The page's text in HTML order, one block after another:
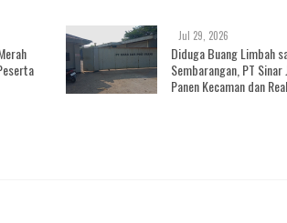
Jul 29, 2026
Diduga Buang Limbah
Sembarangan, PT
Panen Kecaman dan